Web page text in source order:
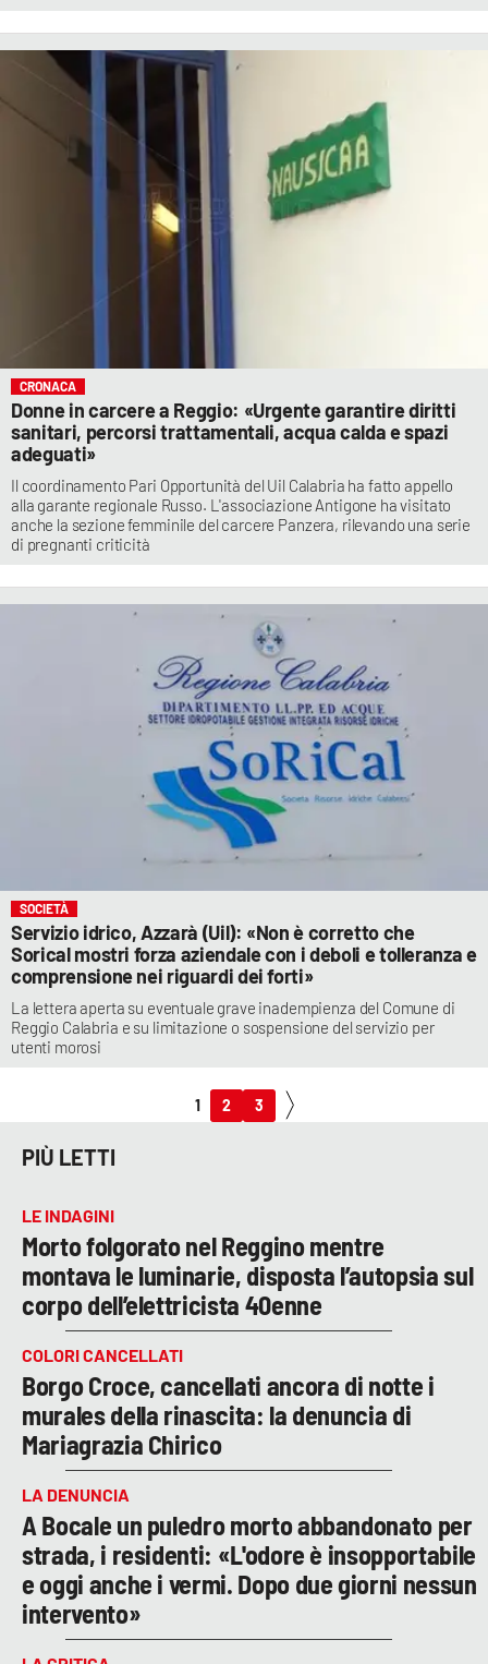
CRONACA
Donne in carcere a Reggio: «Urgente garantire diritti
sanitari, percorsi trattamentali, acqua calda e spazi
adeguati»
Il coordinamento Pari Opportunità del Uil Calabria ha fatto appello
alla garante regionale Russo. L'associazione Antigone ha visitato
anche la sezione femminile del carcere Panzera, rilevando una serie
di pregnanti criticità
SOCIETÀ
Servizio idrico, Azzarà (Uil): «Non è corretto che
Sorical mostri forza aziendale con i deboli e tolleranza e
comprensione nei riguardi dei forti»
La lettera aperta su eventuale grave inadempienza del Comune di
Reggio Calabria e su limitazione o sospensione del servizio per
utenti morosi
1 2 3
PIÙ LETTI
LE INDAGINI
Morto folgorato nel Reggino mentre
montava le luminarie, disposta l’autopsia sul
corpo dell’elettricista 40enne
COLORI CANCELLATI
Borgo Croce, cancellati ancora di notte i
murales della rinascita: la denuncia di
Mariagrazia Chirico
LA DENUNCIA
A Bocale un puledro morto abbandonato per
strada, i residenti: «L'odore è insopportabile
e oggi anche i vermi. Dopo due giorni nessun
intervento»